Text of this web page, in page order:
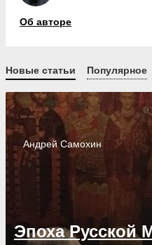
Об авторе
Новые статьи Популярное
АндрейСамохин
Эпоха Русской